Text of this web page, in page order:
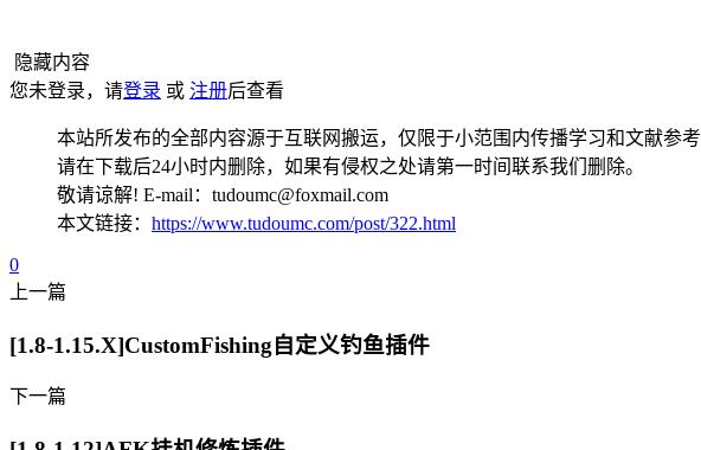
隐藏内容
您未登录，请登录 或 注册后查看
本站所发布的全部内容源于互联网搬运，仅限于小范围内传播学习和文献参考
请在下载后24小时内删除，如果有侵权之处请第一时间联系我们删除。
敬请谅解! E-mail：tudoumc@foxmail.com
本文链接： https://www.tudoumc.com/post/322.html
0
上一篇
[1.8-1.15.X]CustomFishing自定义钓鱼插件
下一篇